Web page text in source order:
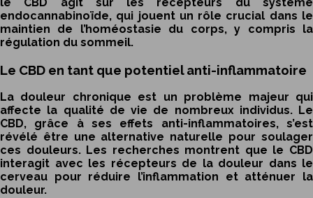
endocannabinoïde, qui jouent un rôle crucial dans le
maintien de l’homéostasie du corps, y compris la
régulation du sommeil.
Le CBD en tant que potentiel anti-inflammatoire
La douleur chronique est un problème majeur qui
affecte la qualité de vie de nombreux individus. Le
CBD, grâce à ses effets anti-inflammatoires, s’est
révélé être une alternative naturelle pour soulager
ces douleurs. Les recherches montrent que le CBD
interagit avec les récepteurs de la douleur dans le
cerveau pour réduire l’inflammation et atténuer la
douleur.